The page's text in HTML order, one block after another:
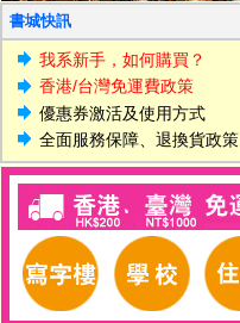
書城快訊
我系新手，如何購買？
香港/台灣免運費政策
優惠券激活及使用方式
全面服務保障、退換貨政策